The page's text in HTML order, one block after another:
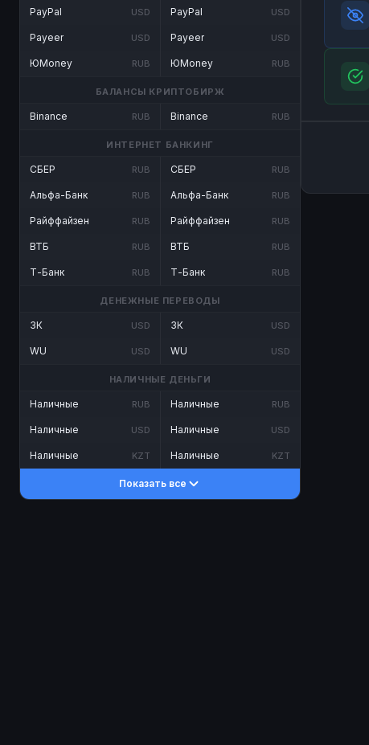
PayPal USD
Payeer USD
ЮMoney RUB
PayPal USD
Payeer USD
ЮMoney RUB
БАЛАНСЫ КРИПТОБИРЖ
Binance RUB Binance RUB
ИНТЕРНЕТ БАНКИНГ
СБЕР RUB
Альфа-Банк RUB
Райффайзен RUB
ВТБ RUB
Т-Банк RUB
СБЕР RUB
Альфа-Банк RUB
Райффайзен RUB
ВТБ RUB
Т-Банк RUB
ДЕНЕЖНЫЕ ПЕРЕВОДЫ
ЗК USD
WU USD
ЗК USD
WU USD
НАЛИЧНЫЕ ДЕНЬГИ
Наличные RUB
Наличные USD
Наличные KZT
Наличные RUB
Наличные USD
Наличные KZT
Показать все